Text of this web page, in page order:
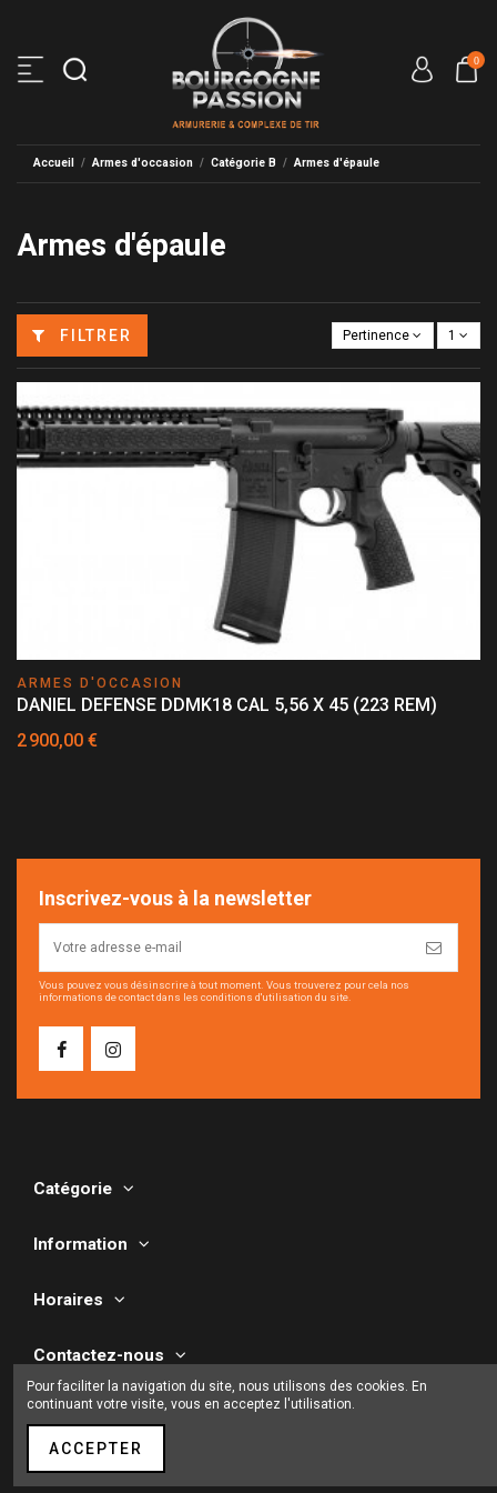
0
Accueil Armes d'occasion Catégorie B Armes d'épaule
Armes d'épaule
FILTRER Pertinence 1
ARMES D'OCCASION
DANIEL DEFENSE DDMK18 CAL 5,56 X 45 (223 REM)
2 900,00 €
Inscrivez-vous à la newsletter
Vous pouvez vous désinscrire à tout moment. Vous trouverez pour cela nos
informations de contact dans les conditions d'utilisation du site.
Catégorie
Information
Horaires
Contactez-nous
Pour faciliter la navigation du site, nous utilisons des cookies. En
continuant votre visite, vous en acceptez l'utilisation.
ACCEPTER